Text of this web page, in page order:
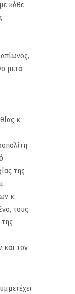
κάθε
μετά
κ.
της
κ.
τους
και τον